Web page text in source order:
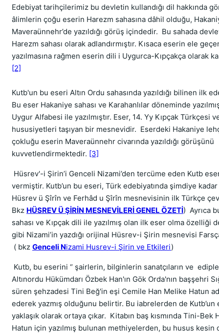
Edebiyat tarihçilerimiz bu devletin kullandığı dil hakkında
âlimlerin çoğu eserin Harezm sahasına dâhil olduğu,
Maveraünnehr’de yazıldığı görüş içindedir. Bu sahada
Harezm sahası olarak adlandırmıştır. Kısaca eserin ele
yazılmasına rağmen eserin dili i Uygurca-Kıpçakça olarak
[2]
Kutb'un bu eseri Altın Ordu sahasında yazıldığı bilinen ilk
Bu eser Hakaniye sahası ve Karahanlılar döneminde
Uygur Alfabesi ile yazılmıştır. Eser, 14. Yy Kıpçak Türkçesi
hususiyetleri taşıyan bir mesnevidir. Eserdeki Hakaniye
çokluğu eserin Maveraünnehr civarında yazıldığı görüşünü
kuvvetlendirmektedir. [3]
Hüsrev'-i Şirin’i Genceli Nizami’den tercüme eden Kutb
vermiştir. Kutb’un bu eseri, Türk edebiyatında şimdiye kadar
Hüsrev ü Şîrîn ve Ferhâd u Şîrîn mesnevisinin ilk Türkçe
Bkz HÜSREV Ü ŞİRİN MESNEVİLERİ GENEL ÖZETİ) Ayrıca
sahası ve Kıpçak dili ile yazılmış olan ilk eser olma özelliği
gibi Nizami’in yazdığı orijinal Hüsrev-i Şirin mesnevisi
( bkz Genceli Nizami Husrev-i Şirin ve Etkileri)
Kutb, bu eserini “ şairlerin, bilginlerin sanatçıların ve
Altınordu Hükümdarı Özbek Han'ın Gök Orda'nın başşehri
süren şehzadesi Tini Beğ'in eşi Cemile Han Melike Hatun
ederek yazmış olduğunu belirtir. Bu iabrelerden de Kutb’un
yaklaşık olarak ortaya çıkar. Kitabın baş kısmında Tini-Bek
Hatun için yazılmış bulunan methiyelerden, bu husus kesin